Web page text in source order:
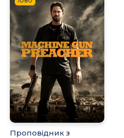
Проповідник з